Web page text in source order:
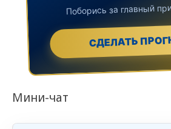
Поборись за главный
СДЕЛАТЬ
Мини-чат